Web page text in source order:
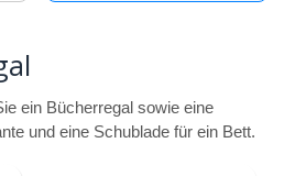
ein Bücherregal sowie eine
und eine Schublade für ein Bett.